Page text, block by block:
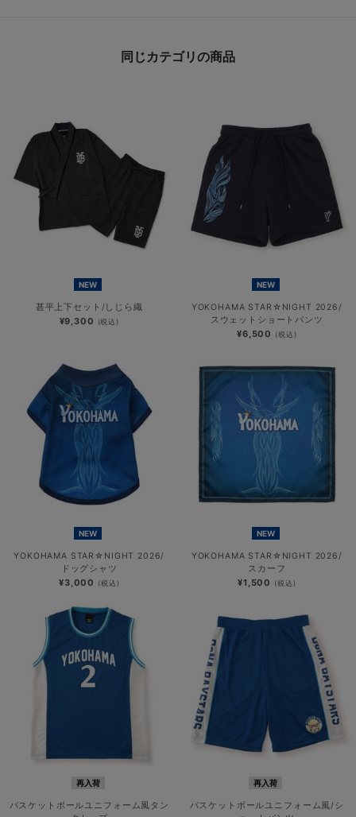
同じカテゴリの商品
NEW
甚平上下セット/しじら織
¥9,300 (税込)
NEW
YOKOHAMA STAR☆NIGHT 2026/
スウェットショートパンツ
¥6,500 (税込)
NEW
YOKOHAMA STAR☆NIGHT 2026/
ドッグシャツ
¥3,000 (税込)
NEW
YOKOHAMA STAR☆NIGHT 2026/
スカーフ
¥1,500 (税込)
再入荷
バスケットボールユニフォーム風タン
再入荷
バスケットボールユニフォーム風/シ